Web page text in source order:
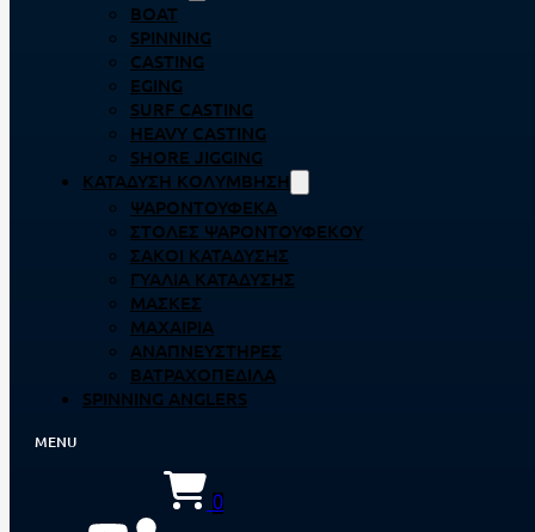
BOAT
SPINNING
CASTING
EGING
SURF CASTING
HEAVY CASTING
SHORE JIGGING
ΚΑΤΆΔΥΣΗ ΚΟΛΎΜΒΗΣΗ
ΨΑΡΟΝΤΟΎΦΕΚΑ
ΣΤΟΛΈΣ ΨΑΡΟΝΤΟΎΦΕΚΟΥ
ΣΆΚΟΙ ΚΑΤΆΔΥΣΗΣ
ΓΥΑΛΙΆ ΚΑΤΆΔΥΣΗΣ
ΜΆΣΚΕΣ
ΜΑΧΑΊΡΙΑ
ΑΝΑΠΝΕΥΣΤΉΡΕΣ
ΒΑΤΡΑΧΟΠΈΔΙΛΑ
SPINNING ANGLERS
0